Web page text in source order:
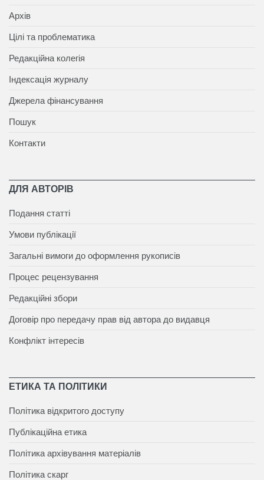
Архів
Цілі та проблематика
Редакційна колегія
Індексація журналу
Джерела фінансування
Пошук
Контакти
ДЛЯ АВТОРІВ
Подання статті
Умови публікації
Загальні вимоги до оформлення рукописів
Процес рецензування
Редакційні збори
Договір про передачу прав від автора до видавця
Конфлікт інтересів
ЕТИКА ТА ПОЛІТИКИ
Політика відкритого доступу
Публікаційна етика
Політика архівування матеріалів
Політика скарг